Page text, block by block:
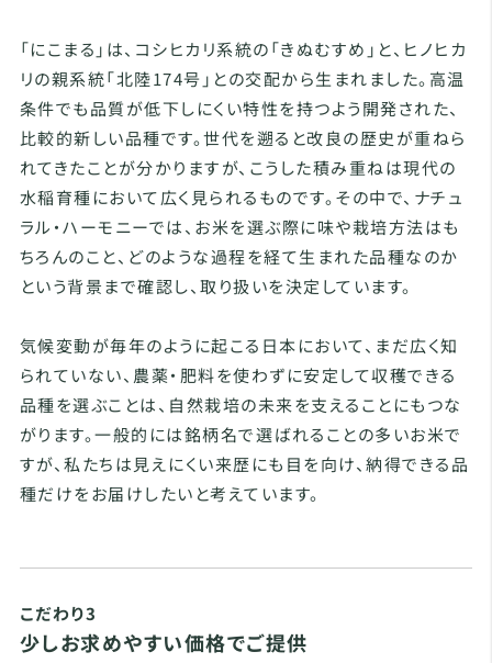
「にこまる」は、コシヒカリ系統の「きぬむすめ」と、ヒノヒカ
リの親系統「北陸174号」との交配から生まれました。高温
条件でも品質が低下しにくい特性を持つよう開発された、
比較的新しい品種です。世代を遡ると改良の歴史が重ねら
れてきたことが分かりますが、こうした積み重ねは現代の
水稲育種において広く見られるものです。その中で、ナチュ
ラル・ハーモニーでは、お米を選ぶ際に味や栽培方法はも
ちろんのこと、どのような過程を経て生まれた品種なのか
という背景まで確認し、取り扱いを決定しています。
気候変動が毎年のように起こる日本において、まだ広く知
られていない、農薬・肥料を使わずに安定して収穫できる
品種を選ぶことは、自然栽培の未来を支えることにもつな
がります。一般的には銘柄名で選ばれることの多いお米で
すが、私たちは見えにくい来歴にも目を向け、納得できる品
種だけをお届けしたいと考えています。
こだわり3
少しお求めやすい価格でご提供